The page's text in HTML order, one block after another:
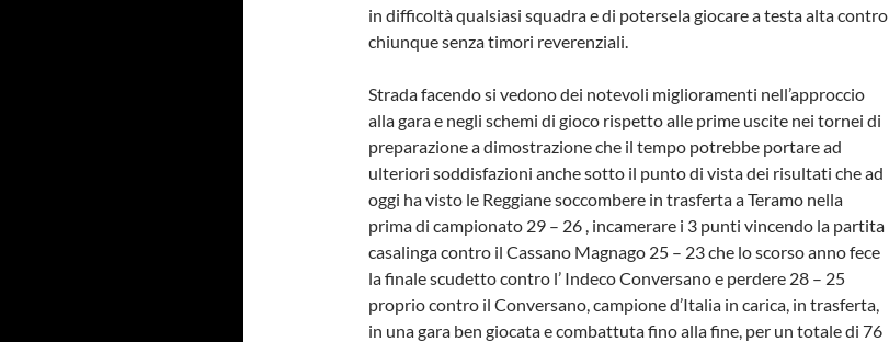
in difficoltà qualsiasi squadra e di potersela giocare a testa alta contro
chiunque senza timori reverenziali.
Strada facendo si vedono dei notevoli miglioramenti nell’approccio
alla gara e negli schemi di gioco rispetto alle prime uscite nei tornei di
preparazione a dimostrazione che il tempo potrebbe portare ad
ulteriori soddisfazioni anche sotto il punto di vista dei risultati che ad
oggi ha visto le Reggiane soccombere in trasferta a Teramo nella
prima di campionato 29 – 26 , incamerare i 3 punti vincendo la partita
casalinga contro il Cassano Magnago 25 – 23 che lo scorso anno fece
la finale scudetto contro l’ Indeco Conversano e perdere 28 – 25
proprio contro il Conversano, campione d’Italia in carica, in trasferta,
in una gara ben giocata e combattuta fino alla fine, per un totale di 76